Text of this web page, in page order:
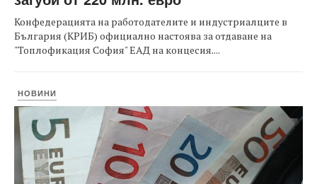
Конфедерацията на работодателите и индустриалците в
България (КРИБ) официално настоява за отдаване на
"Топлофикация София" ЕАД на концесия....
НОВИНИ